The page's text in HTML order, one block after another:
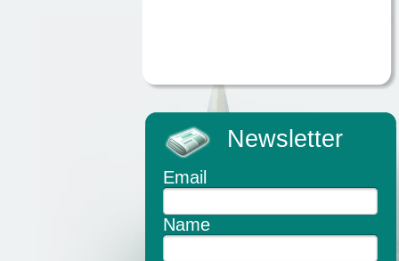
Newsletter
Email
Name